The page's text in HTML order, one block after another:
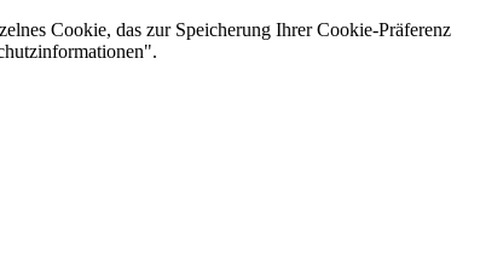
Cookie, das zur Speicherung Ihrer Cookie-Präferenz